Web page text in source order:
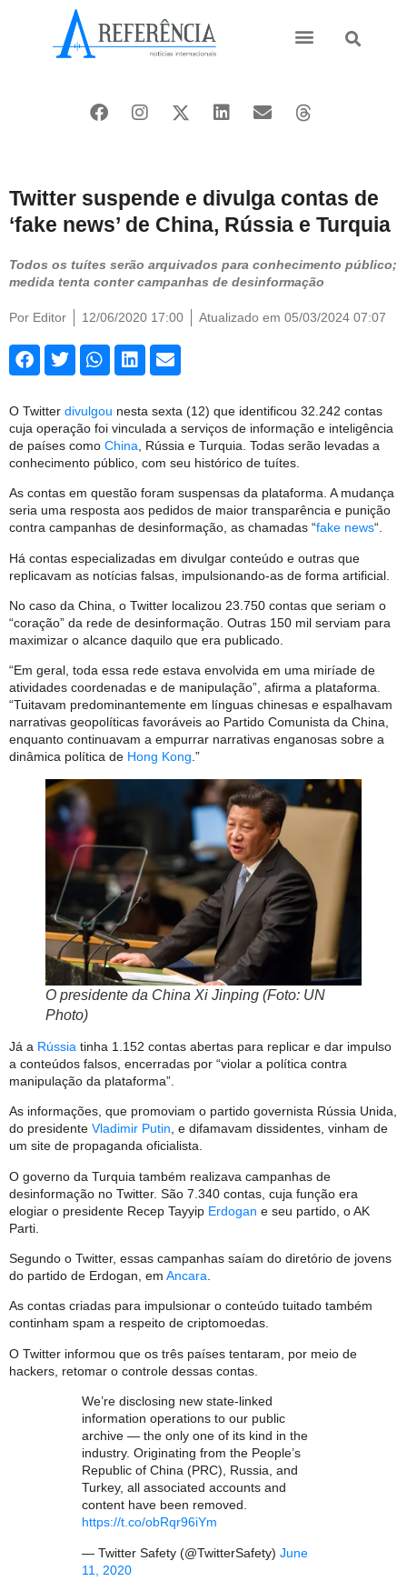
Twitter suspende e divulga contas de
‘fake news’ de China, Rússia e Turquia
Todos os tuítes serão arquivados para conhecimento público;
medida tenta conter campanhas de desinformação
Por Editor 12/06/2020 17:00 Atualizado em 05/03/2024 07:07
O Twitter divulgou nesta sexta (12) que identificou 32.242 contas
cuja operação foi vinculada a serviços de informação e inteligência
de países como China , Rússia e Turquia. Todas serão levadas a
conhecimento público, com seu histórico de tuítes.
As contas em questão foram suspensas da plataforma. A mudança
seria uma resposta aos pedidos de maior transparência e punição
contra campanhas de desinformação, as chamadas “fake news“.
Há contas especializadas em divulgar conteúdo e outras que
replicavam as notícias falsas, impulsionando-as de forma artificial.
No caso da China, o Twitter localizou 23.750 contas que seriam o
“coração” da rede de desinformação. Outras 150 mil serviam para
maximizar o alcance daquilo que era publicado.
“Em geral, toda essa rede estava envolvida em uma miríade de
atividades coordenadas e de manipulação”, afirma a plataforma.
“Tuitavam predominantemente em línguas chinesas e espalhavam
narrativas geopolíticas favoráveis ao Partido Comunista da China,
enquanto continuavam a empurrar narrativas enganosas sobre a
dinâmica política de Hong Kong.”
O presidente da China Xi Jinping (Foto: UN
Photo)
Já a Rússia tinha 1.152 contas abertas para replicar e dar impulso
a conteúdos falsos, encerradas por “violar a política contra
manipulação da plataforma”.
As informações, que promoviam o partido governista Rússia Unida,
do presidente Vladimir Putin, e difamavam dissidentes, vinham de
um site de propaganda oficialista.
O governo da Turquia também realizava campanhas de
desinformação no Twitter. São 7.340 contas, cuja função era
elogiar o presidente Recep Tayyip Erdogan e seu partido, o AK
Parti.
Segundo o Twitter, essas campanhas saíam do diretório de jovens
do partido de Erdogan, em Ancara
As contas criadas para impulsionar o conteúdo tuitado também
continham spam a respeito de criptomoedas.
O Twitter informou que os três países tentaram, por meio de
hackers, retomar o controle dessas contas.
We’re disclosing new state-linked
information operations to our public
archive — the only one of its kind in the
industry. Originating from the People’s
Republic of China (PRC), Russia, and
Turkey, all associated accounts and
content have been removed.
https://t.co/obRqr96iYm
— Twitter Safety (@TwitterSafety) June
11, 2020